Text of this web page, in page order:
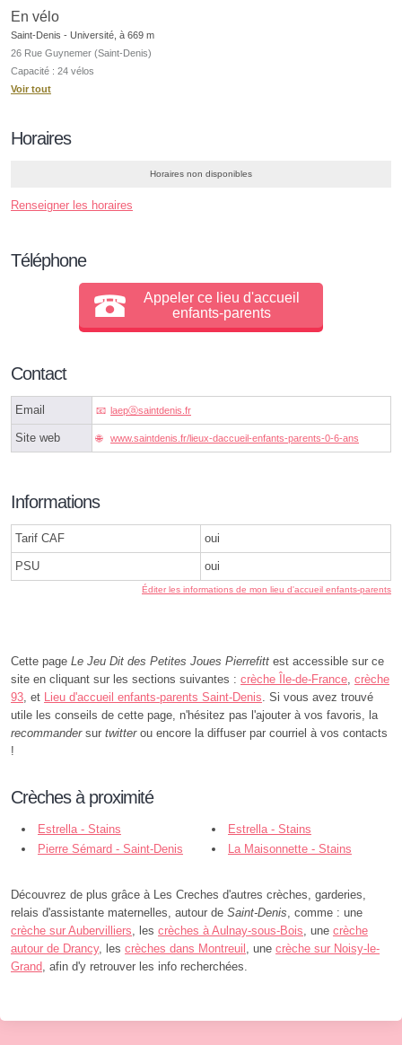
En vélo
Saint-Denis - Université, à 669 m
26 Rue Guynemer (Saint-Denis)
Capacité : 24 vélos
Voir tout
Horaires
Horaires non disponibles
Renseigner les horaires
Téléphone
Appeler ce lieu d'accueil
enfants-parents
Contact
Email laepⓐsaintdenis.fr
Site web www.saintdenis.fr/lieux-daccueil-enfants-parents-0-6-ans
Informations
Tarif CAF oui
PSU oui
Éditer les informations de mon lieu d'accueil enfants-parents
Cette page Le Jeu Dit des Petites Joues Pierrefitt est accessible sur ce
site en cliquant sur les sections suivantes : crèche Île-de-France crèche
93 , et Lieu d'accueil enfants-parents Saint-Denis . Si vous avez trouvé
utile les conseils de cette page, n'hésitez pas l'ajouter à vos favoris, la
recommandersur twitterou encore la diffuser par courriel à vos contacts
!
Crèches à proximité
Estrella - Stains
Estrella - Stains
Pierre Sémard - Saint-Denis
La Maisonnette - Stains
Découvrez de plus grâce à Les Creches d'autres crèches, garderies,
relais d'assistante maternelles, autour de Saint-Denis , comme : une
crèche sur Aubervilliers , les crèches à Aulnay-sous-Bois , une crèche
autour de Drancy, les crèches dans Montreuil , une crèche sur Noisy-le-
Grand , afin d'y retrouver les info recherchées.